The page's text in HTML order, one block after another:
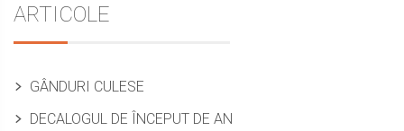
articole
post:
Sidebar
ARTICOLE
GÂNDURI CULESE
DECALOGUL DE ÎNCEPUT DE AN